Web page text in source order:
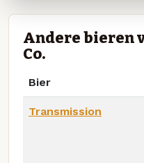
Andere bieren
Co.
Bier
Transmission